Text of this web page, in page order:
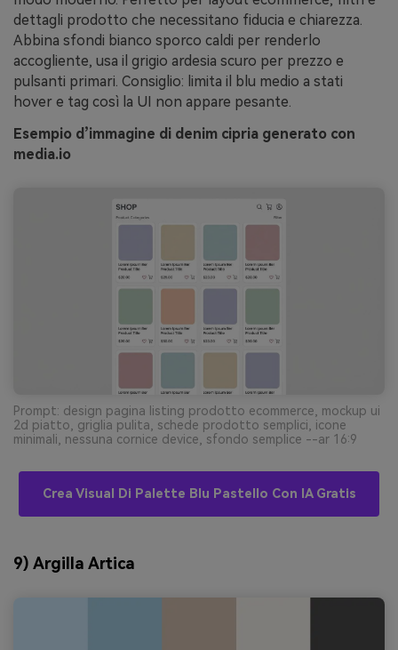
dettagli prodotto che necessitano fiducia e chiarezza.
Abbina sfondi bianco sporco caldi per renderlo
accogliente, usa il grigio ardesia scuro per prezzo e
pulsanti primari. Consiglio: limita il blu medio a stati
hover e tag così la UI non appare pesante.
Esempio d’immagine di denim cipria generato con
media.io
Prompt: design pagina listing prodotto ecommerce, mockup ui
2d piatto, griglia pulita, schede prodotto semplici, icone
minimali, nessuna cornice device, sfondo semplice --ar 16:9
Crea Visual Di Palette Blu Pastello Con IA Gratis
9) Argilla Artica